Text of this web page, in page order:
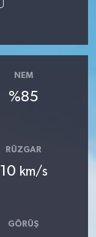
NEM
%85
RÜZGAR
10 km/s
GÖRÜŞ